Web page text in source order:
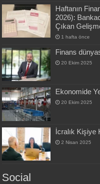
Haftanın
2026):
Çıkan
1 hafta önce
Finans
20 Ekim 2025
Ekonomide
20 Ekim 2025
İcralık Kişiye
2 Nisan 2025
Social